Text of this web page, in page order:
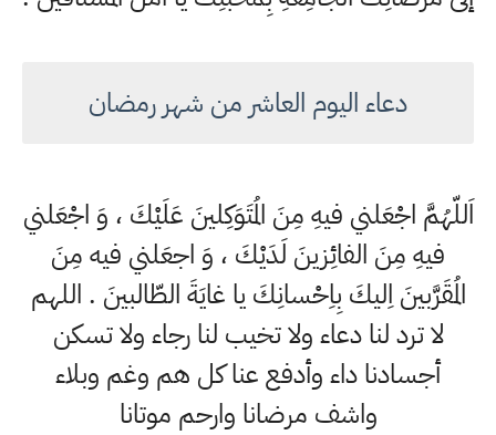
دعاء اليوم العاشر من شهر رمضان
اَللّهُمَّ اجْعَلني فيهِ مِنَ المُتَوَكِلينَ عَلَيْكَ ، وَ اجْعَلني
فيهِ مِنَ الفائِزينَ لَدَيْكَ ، وَ اجعَلني فيه مِنَ
المُقَرَّبينَ اِليكَ بِاِحْسانِكَ يا غايَةَ الطّالبينَ . اللهم
لا ترد لنا دعاء ولا تخيب لنا رجاء ولا تسكن
أجسادنا داء وأدفع عنا كل هم وغم وبلاء
واشف مرضانا وارحم موتانا